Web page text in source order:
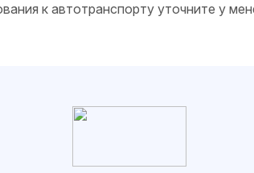
к автотранспорту уточните у